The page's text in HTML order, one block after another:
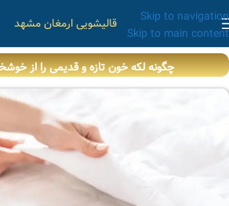
Skip to navigation
Skip to main content
قالیشویی ارمغان مشهد
چگونه لکه خون تازه و قدیمی را از